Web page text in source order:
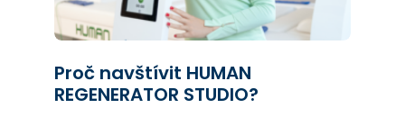
Proč navštívit HUMAN
REGENERATOR STUDIO?